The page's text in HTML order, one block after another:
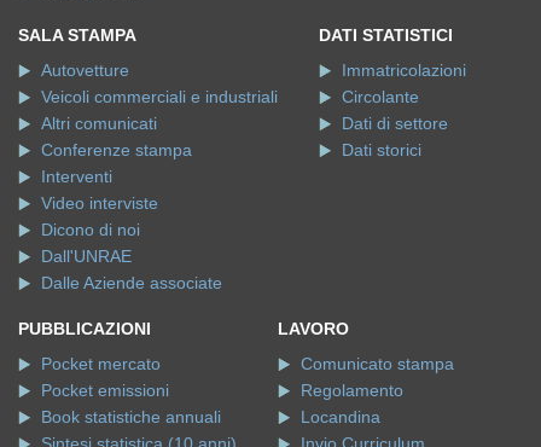
SALA STAMPA
Autovetture
Veicoli commerciali e industriali
Altri comunicati
Conferenze stampa
Interventi
Video interviste
Dicono di noi
Dall'UNRAE
Dalle Aziende associate
DATI STATISTICI
Immatricolazioni
Circolante
Dati di settore
Dati storici
PUBBLICAZIONI
Pocket mercato
Pocket emissioni
Book statistiche annuali
LAVORO
Comunicato stampa
Regolamento
Locandina